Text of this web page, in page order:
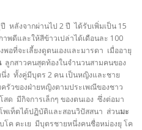
หลังจากผ่านไป 2 ปี ได้รับเพิ่มเป็น 15
พดีและให้สีข้าวเปล่าได้เดือนละ 100
พอที่จะเลี้ยงดูตนเองและมารดา เมื่ออายุ
ลูกสาวคนสุดท้องในจำนวนสามคนของ
ง ทั้งคู่มีบุตร 2 คน เป็นหญิงและชาย
รัวของฝ่ายหญิงตามประเพณีของชาว
ด มีกิจการเล็กๆ ของตนเอง ซึ่งต่อมา
พเท็ตได้ปฏิบัติและสอนวิปัสสนา ส่วนมะ
ค คะเย มีบุตรชายหนึ่งคนชื่อหม่องยุ โค